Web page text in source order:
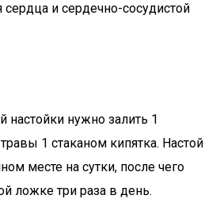
и сердечно-сосудистой
настойки нужно залить 1
1 стаканом кипятка. Настой
месте на сутки, после чего
ложке три раза в день.